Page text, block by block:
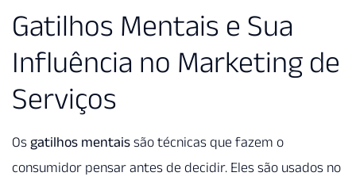
Gatilhos Mentais e Sua
Influência no Marketing de
Serviços
Os gatilhos mentais são técnicas que fazem o
consumidor pensar antes de decidir. Eles são usados no